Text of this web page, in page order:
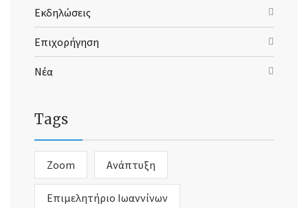
Εκδηλώσεις
Επιχορήγηση
Νέα
Tags
Zoom Ανάπτυξη
Επιμελητήριο Ιωαννίνων